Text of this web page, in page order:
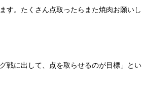
す。たくさん点取ったらまた焼肉お願いし
戦に出して、点を取らせるのが目標」とい